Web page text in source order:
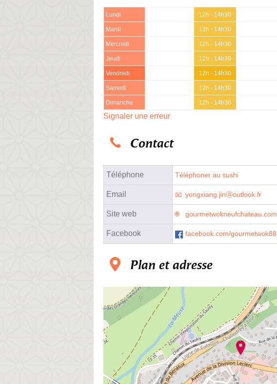
Lundi 12h - 14h30
Mardi 12h - 14h30
Mercredi 12h - 14h30
Jeudi 12h - 14h30
Vendredi 12h - 14h30
Samedi 12h - 14h30
Dimanche 12h - 14h30
Signaler une erreur
Contact
Téléphone Téléphoner au sushi
Email yongxiang.jinⓐoutlook.fr
Site web gourmetwokneufchateau.com
Facebook facebook.com/gourmetwok88
Plan et adresse